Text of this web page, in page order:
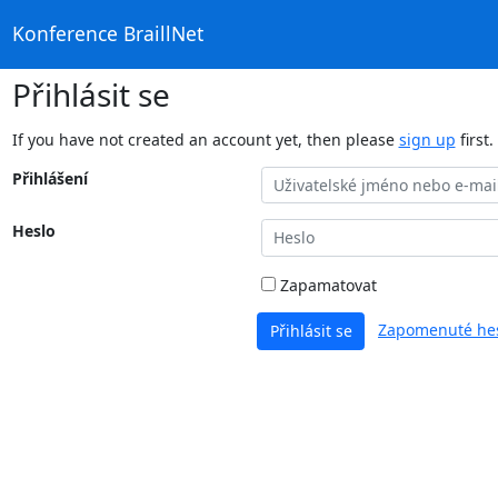
Konference BraillNet
Přihlásit se
If you have not created an account yet, then please sign up first.
Přihlášení
Heslo
Zapamatovat
Přihlásit se Zapomenuté